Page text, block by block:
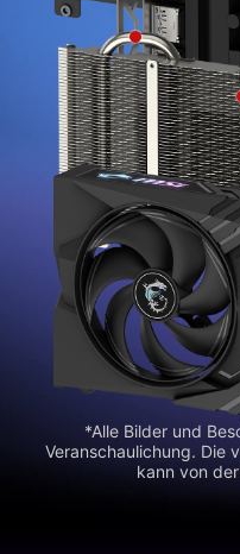
*Alle Bilder und
Veranschaulichung. Die
kann von